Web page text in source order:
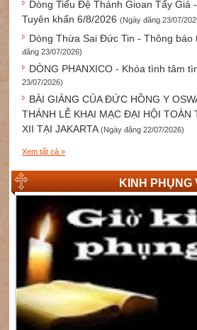
Dòng Tiểu Đệ Thánh Gioan Tẩy Giả
Tuyên khấn 6/8/2026(Ngày đăng 23/07/
Dòng Thừa Sai Đức Tin - Thông
đăng 23/07/2026)
DÒNG PHANXICO - Khóa tình tâm
23/07/2026)
BÀI GIẢNG CỦA ĐỨC HỒNG Y
THÁNH LỄ KHAI MẠC ĐẠI HỘI TOÀN
XII TẠI JAKARTA(Ngày đăng 22/07/2026)
Xem tất cả »
KINH PHỤNG